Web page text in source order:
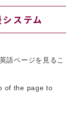
ステム
語ページを見るこ
of the page to